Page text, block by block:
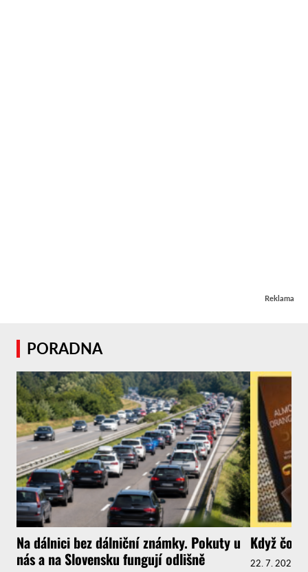
Reklama
PORADNA
Na dálnici bez dálniční známky. Pokuty u
nás a na Slovensku fungují odlišně
Když
22. 7. 2026